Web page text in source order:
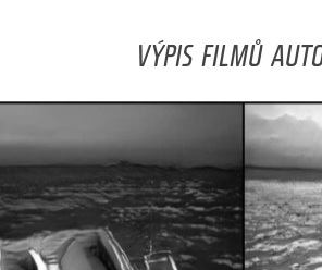
VÝPIS FILMŮ